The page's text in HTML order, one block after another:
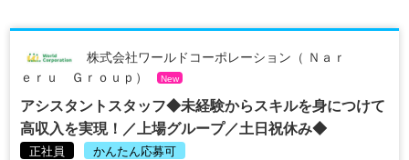
株式会社ワールドコーポレーション（ Ｎａｒ
ｅｒｕ Ｇｒｏｕｐ）
New
アシスタントスタッフ◆未経験からスキルを身につけて
高収入を実現！／上場グループ／土日祝休み◆
正社員 かんたん応募可